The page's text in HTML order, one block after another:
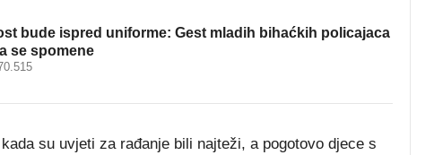
bude ispred uniforme: Gest mladih bihaćkih policajaca
se spomene
kada su uvjeti za rađanje bili najteži, a pogotovo djece s